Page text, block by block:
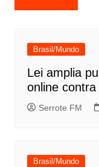
de
Brasil/Mundo
Lei amplia
online
Serrote FM
Brasil/Mundo